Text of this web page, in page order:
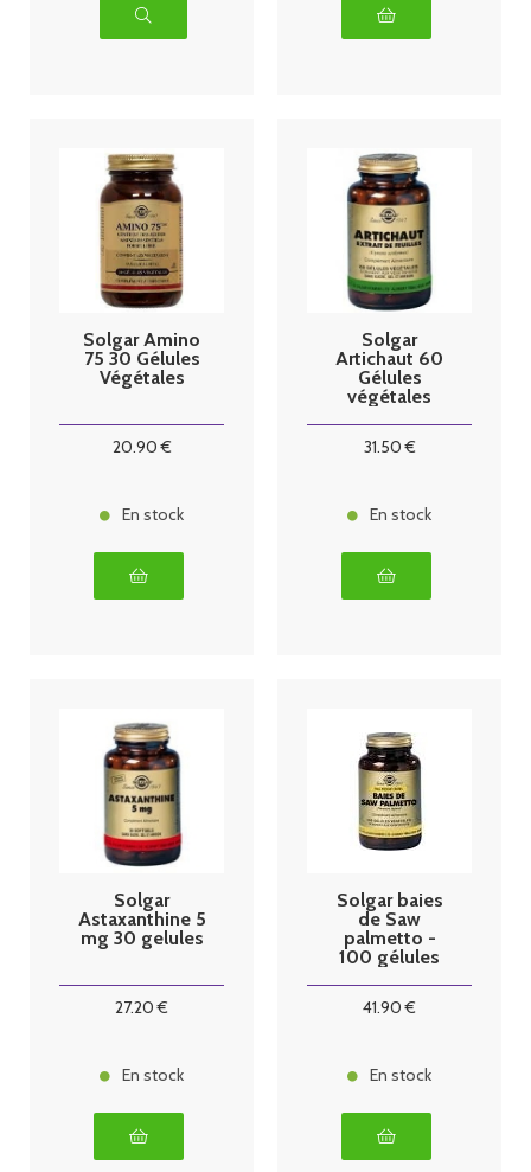
Solgar Amino
75 30 Gélules
Végétales
20.90€
En stock
Solgar
Artichaut 60
Gélules
végétales
31.50€
En stock
Solgar
Astaxanthine 5
mg 30 gelules
27.20 €
En stock
Solgar baies
de Saw
palmetto -
100 gélules
41.90 €
En stock